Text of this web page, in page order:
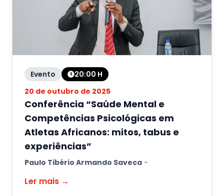
Evento 20:00 H
20 de outubro de 2025
Conferência “Saúde Mental e
Competências Psicológicas em
Atletas Africanos: mitos, tabus e
experiências”
Paulo Tibério Armando Saveca -
Ler mais →